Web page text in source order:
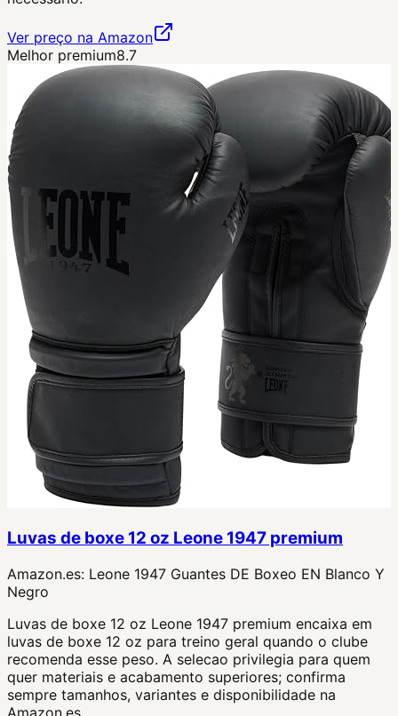
Ver preço na Amazon
Melhor premium8.7
Luvas de boxe 12 oz Leone 1947 premium
Amazon.es: Leone 1947 Guantes DE Boxeo EN Blanco Y
Negro
Luvas de boxe 12 oz Leone 1947 premium encaixa em
luvas de boxe 12 oz para treino geral quando o clube
recomenda esse peso. A selecao privilegia para quem
quer materiais e acabamento superiores; confirma
sempre tamanhos, variantes e disponibilidade na
Amazon.es.